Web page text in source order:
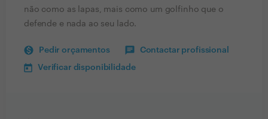
não como as lapas, mais como um golfinho que o
defende e nada ao seu lado.
Pedir orçamentos Contactar profissional
Verificar disponibilidade